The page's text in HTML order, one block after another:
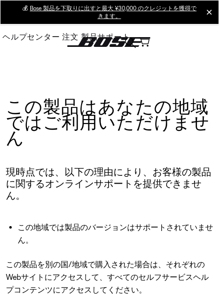
Main
💰 Bose 製品を下取りに出すと最大 ¥30,000 のクレジットを獲得で
きます。
ヘルプセンター 注文 製品サポート
この製品はあなたの地域
ではご利用いただけませ
ん
現時点では、以下の理由により、お客様の製品
に関するオンラインサポートを提供できませ
ん。
この地域では製品のバージョンはサポートされていませ
ん。
この製品を別の国/地域で購入された場合は、それぞれの
Webサイトにアクセスして、すべてのセルフサービスヘル
プコンテンツにアクセスしてください。